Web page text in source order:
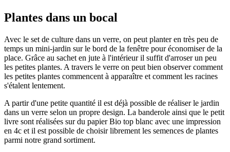
Plantes dans un bocal
Avec le set de culture dans un verre, on peut planter en très peu de
temps un mini-jardin sur le bord de la fenêtre pour économiser de la
place. Grâce au sachet en jute à l'intérieur il suffit d'arroser un peu
les petites plantes. A travers le verre on peut bien observer comment
les petites plantes commencent à apparaître et comment les racines
s'étalent lentement.
A partir d'une petite quantité il est déjà possible de réaliser le jardin
dans un verre selon un propre design. La banderole ainsi que le petit
livre sont réalisées sur du papier Bio top blanc avec une impression
en 4c et il est possible de choisir librement les semences de plantes
parmi notre grand sortiment.